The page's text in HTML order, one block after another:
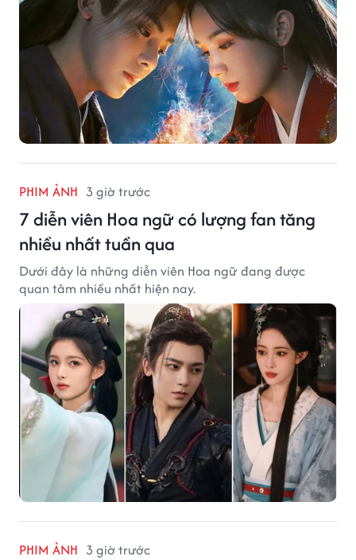
PHIM ẢNH 3 giờ trước
7 diễn viên Hoa ngữ có lượng fan tăng
nhiều nhất tuần qua
Dưới đây là những diễn viên Hoa ngữ đang được
quan tâm nhiều nhất hiện nay.
PHIM ẢNH 3 giờ trước